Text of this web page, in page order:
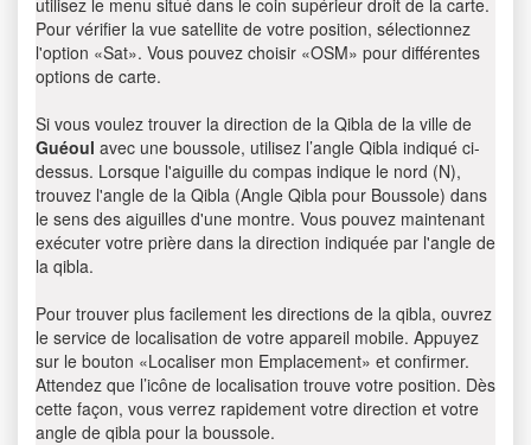
utilisez le menu situé dans le coin supérieur droit de la carte.
Pour vérifier la vue satellite de votre position, sélectionnez
l'option «Sat». Vous pouvez choisir «OSM» pour différentes
options de carte.
Si vous voulez trouver la direction de la Qibla de la ville de
Guéoul avec une boussole, utilisez l’angle Qibla indiqué ci-
dessus. Lorsque l'aiguille du compas indique le nord (N),
trouvez l'angle de la Qibla (Angle Qibla pour Boussole) dans
le sens des aiguilles d'une montre. Vous pouvez maintenant
exécuter votre prière dans la direction indiquée par l'angle de
la qibla.
Pour trouver plus facilement les directions de la qibla, ouvrez
le service de localisation de votre appareil mobile. Appuyez
sur le bouton «Localiser mon Emplacement» et confirmer.
Attendez que l’icône de localisation trouve votre position. Dès
cette façon, vous verrez rapidement votre direction et votre
angle de qibla pour la boussole.